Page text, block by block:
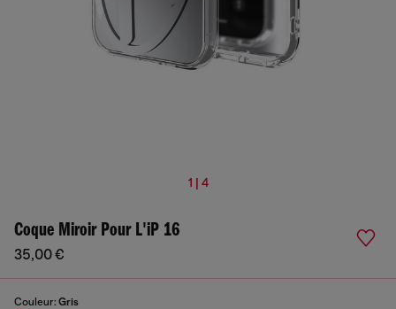
1 | 4
Coque Miroir Pour L'iP 16
35,00 €
Couleur: Gris